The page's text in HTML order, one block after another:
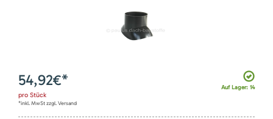
Auf Lager: 14
54,92€*
pro Stück
*inkl. MwSt zzgl. Versand